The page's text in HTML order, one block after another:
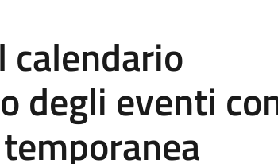
calendario
degli eventi